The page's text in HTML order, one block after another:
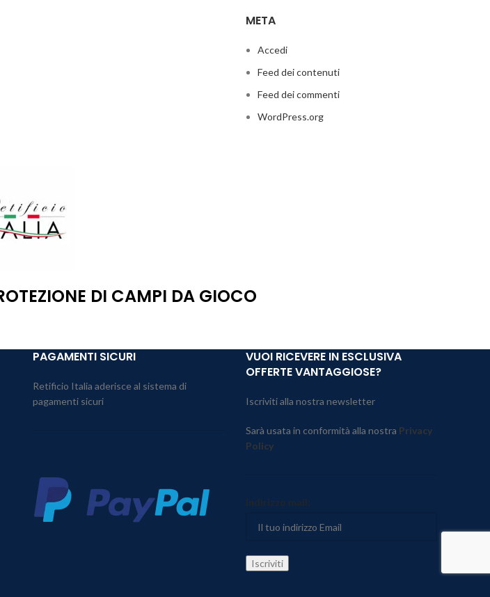
META
Accedi
Feed dei contenuti
Feed dei commenti
WordPress.org
DI CAMPI DA GIOCO
PAGAMENTI SICURI
Retificio Italia aderisce al sistema di
pagamenti sicuri
VUOI RICEVERE IN ESCLUSIVA
OFFERTE VANTAGGIOSE?
Iscriviti alla nostra newsletter
Sarà usata in conformità alla nostra Privacy
Policy
Indirizzo mail: